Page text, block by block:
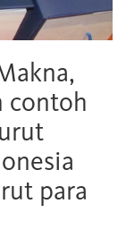
contoh
para